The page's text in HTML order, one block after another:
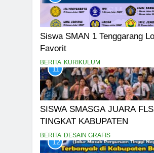
Siswa SMAN 1 Tenggarang
Favorit
BERITA KURIKULUM
11
SISWA SMASGA JUARA
TINGKAT KABUPATEN
BERITA DESAIN GRAFIS
12